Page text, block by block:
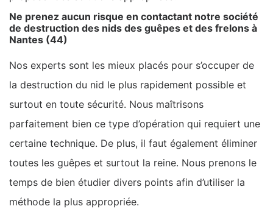
Ne prenez aucun risque en contactant notre société
de destruction des nids des guêpes et des frelons à
Nantes (44)
Nos experts sont les mieux placés pour s’occuper de
la destruction du nid le plus rapidement possible et
surtout en toute sécurité. Nous maîtrisons
parfaitement bien ce type d’opération qui requiert une
certaine technique. De plus, il faut également éliminer
toutes les guêpes et surtout la reine. Nous prenons le
temps de bien étudier divers points afin d’utiliser la
méthode la plus appropriée.